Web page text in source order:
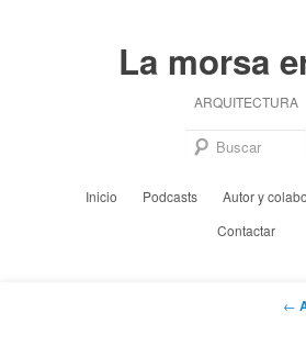
La morsa
ARQUITECTURA
Inicio Podcasts Autor y
Contactar
←